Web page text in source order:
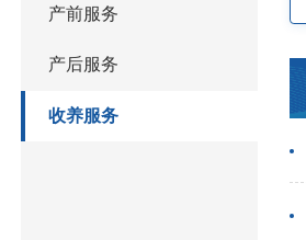
产前服务
产后服务
收养服务